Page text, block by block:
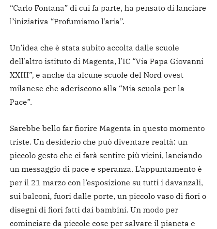
“Carlo Fontana” di cui fa parte, ha pensato di lanciare
l’iniziativa “Profumiamo l’aria”.
Un’idea che è stata subito accolta dalle scuole
dell’altro istituto di Magenta, l’IC “Via Papa Giovanni
XXIII”, e anche da alcune scuole del Nord ovest
milanese che aderiscono alla “Mia scuola per la
Pace”.
Sarebbe bello far fiorire Magenta in questo momento
triste. Un desiderio che può diventare realtà: un
piccolo gesto che ci farà sentire più vicini, lanciando
un messaggio di pace e speranza. L’appuntamento è
per il 21 marzo con l’esposizione su tutti i davanzali,
sui balconi, fuori dalle porte, un piccolo vaso di fiori o
disegni di fiori fatti dai bambini. Un modo per
cominciare da piccole cose per salvare il pianeta e